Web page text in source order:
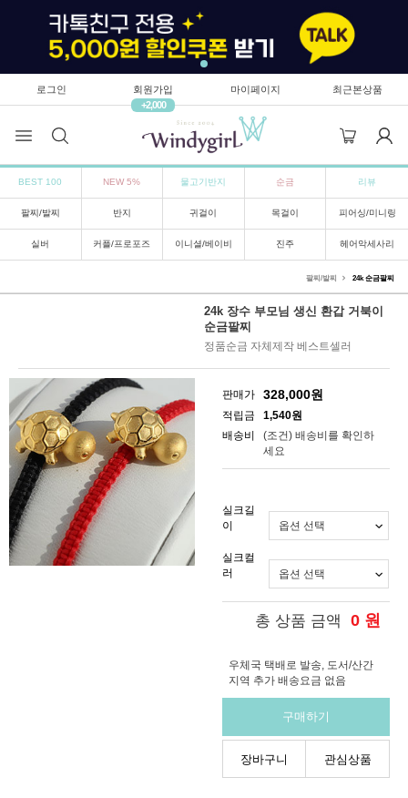
로그인
회원가입
+2,000
마이페이지 최근본상품
BEST 100 NEW 5% 물고기반지 순금 리뷰
팔찌/발찌 반지 귀걸이 목걸이 피어싱/미니링
실버 커플/프로포즈 이니셜/베이비 진주 헤어악세사리
팔찌/발찌 24k 순금팔찌
24k 장수 부모님 생신 환갑 거북이
순금팔찌
정품순금 자체제작 베스트셀러
판매가 328,000원
적립금
1,540원
배송비
(조건) 배송비를 확인하
세요
실크길
이
실크컬
러
총 상품 금액 0 원
우체국 택배로 발송, 도서/산간
지역 추가 배송요금 없음
구매하기
장바구니 관심상품